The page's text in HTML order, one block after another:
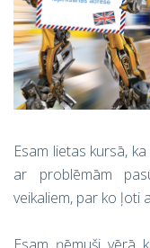
Esam lietas kursā,
ar problēmām
veikaliem, par ko ļoti